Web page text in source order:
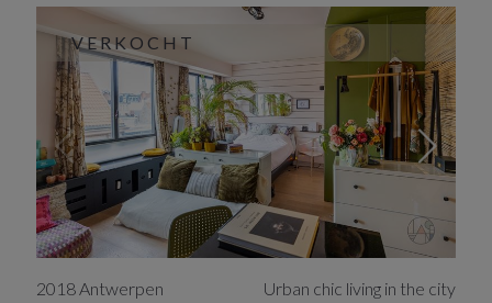
VERKOCHT
2018Antwerpen
Urban chic living in the city